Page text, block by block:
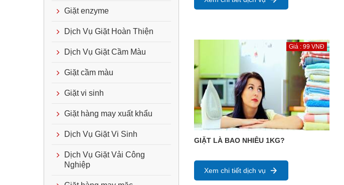
Giá : 99 VNĐ
GIẶT LÀ BAO NHIÊU 1KG?
Xem chi tiết dịch vụ
Giặt enzyme
Dịch Vụ Giặt Hoàn Thiện
Dịch Vụ Giặt Cầm Màu
Giặt cầm màu
Giặt vi sinh
Giặt hàng may xuất khẩu
Dịch Vụ Giặt Vi Sinh
Dịch Vụ Giặt Vải Công
Nghiệp